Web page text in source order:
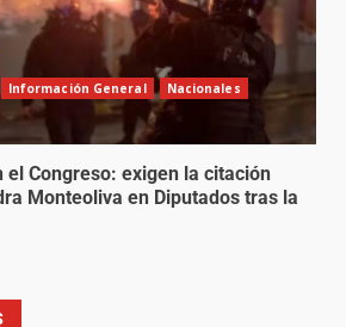
Información General
Nacionales
el Congreso: exigen la citación
Monteoliva en Diputados tras la